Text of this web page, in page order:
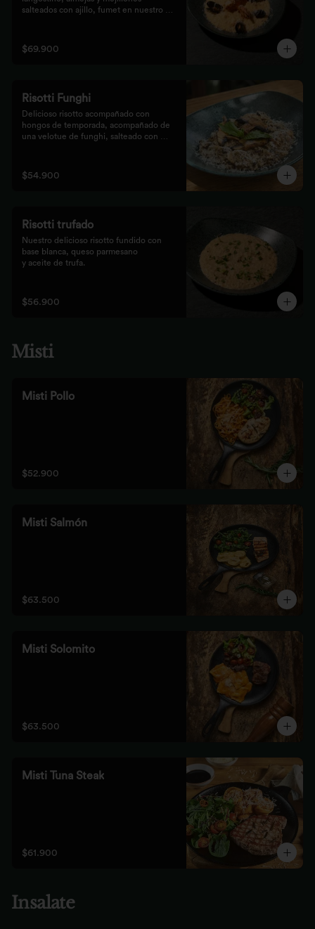
salteados con ajillo, fumet en nuestro
$69.900
Risotti Funghi
Delicioso risotto acompañado con
hongos de temporada, acompañado de
una velotue de funghi, salteado con
$54.900
Risotti trufado
Nuestro delicioso risotto fundido con
base blanca, queso parmesano
y aceite de trufa.
$56.900
Misti
Misti Pollo
$52.900
Misti Salmón
$63.500
Misti Solomito
$63.500
Misti Tuna Steak
$61.900
Insalate